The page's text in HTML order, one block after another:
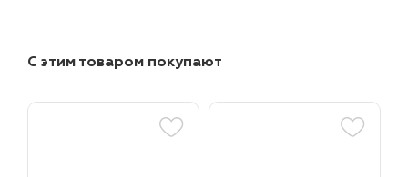
С этим товаром покупают